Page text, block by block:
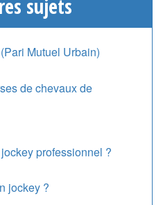
sujets
Mutuel Urbain)
de chevaux de
professionnel ?
jockey ?